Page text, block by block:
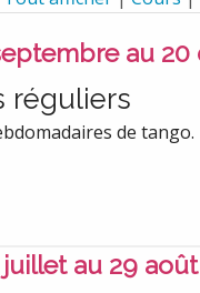
au
réguliers
de tango.
juillet au 29